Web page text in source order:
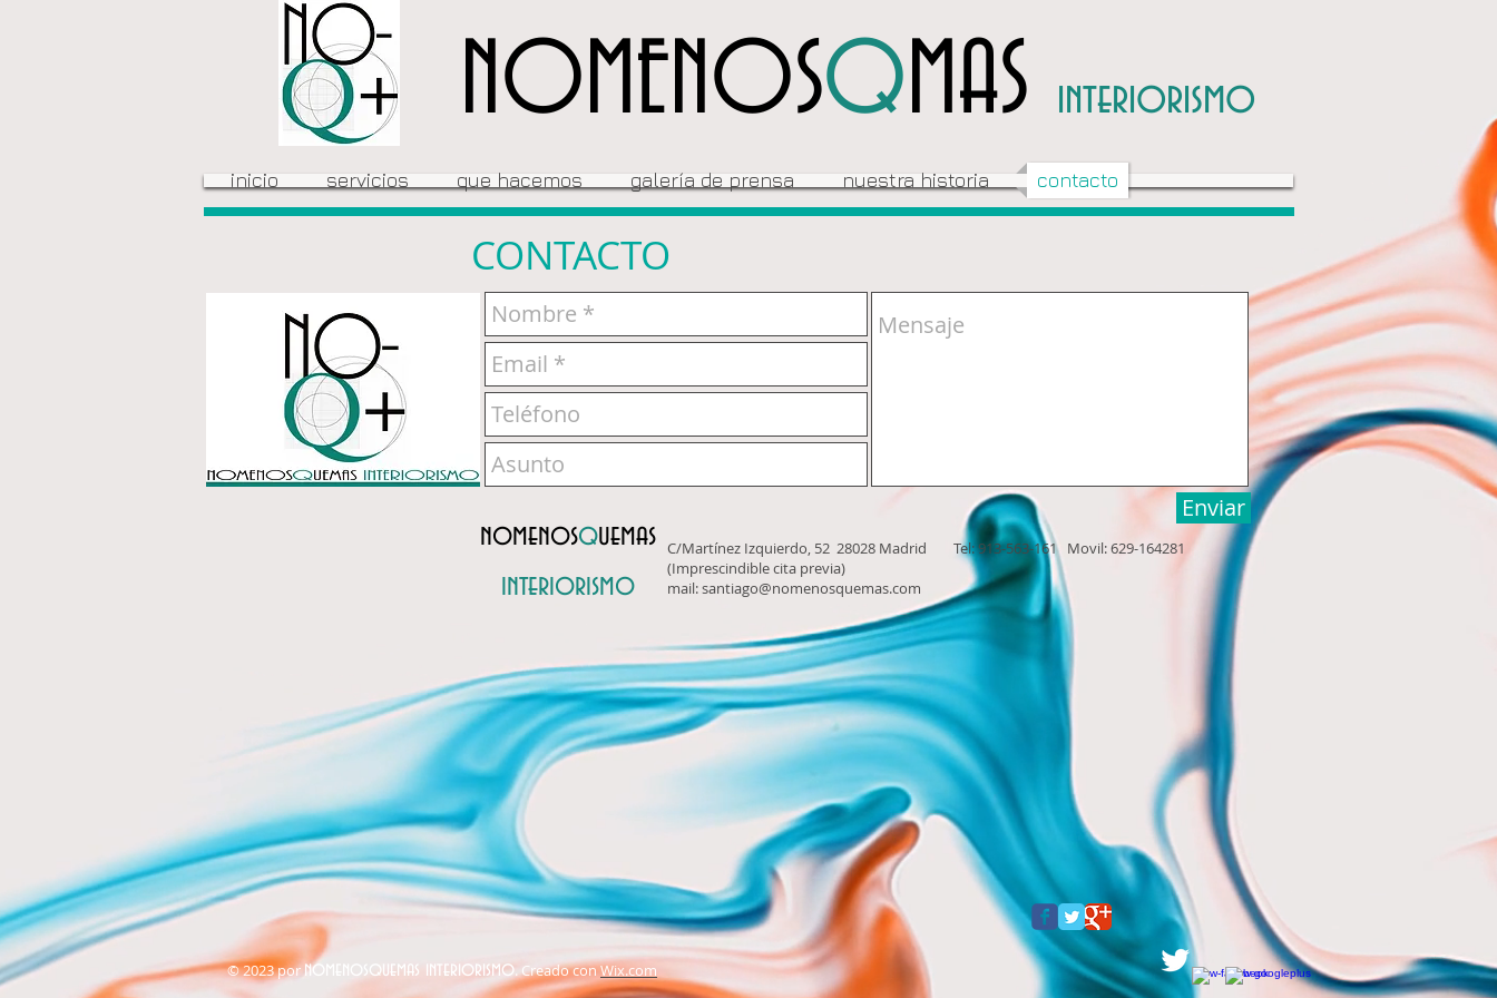
NOMENOSQMAS interiorismo
inicio servicios que hacemos galería de prensa nuestra historia contacto
CONTACTO
nomenosquemas
interiorismo
C/Martínez Izquierdo, 52 28028 Madrid Tel: 913-563-161 Movil: 629-164281
(Imprescindible cita previa)
mail:santiago@nomenosquemas.com
Enviar
© 2023 pornomenosquemas interiorismo. Creado conWix.com